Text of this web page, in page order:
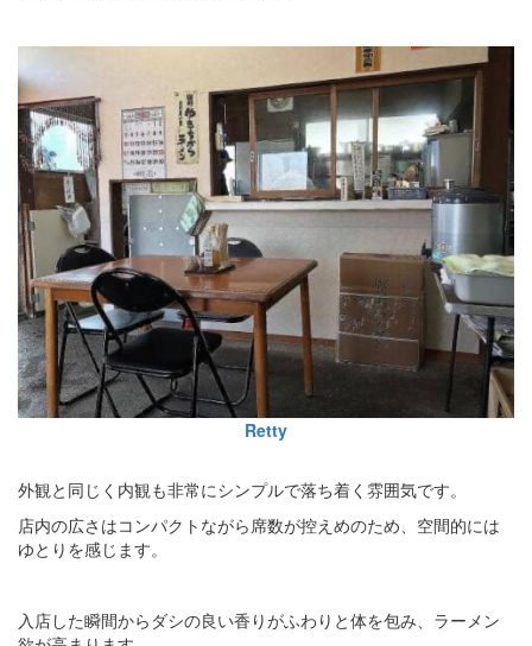
Retty
外観と同じく内観も非常にシンプルで落ち着く雰囲気です。
店内の広さはコンパクトながら席数が控えめのため、空間的には
ゆとりを感じます。
入店した瞬間からダシの良い香りがふわりと体を包み、ラーメン